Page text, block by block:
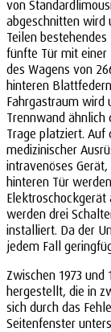
von
abgeschnitten wird
Teilen
fünfte Tür mit einer
des Wagens von
hinteren
Fahrgastraum wird
Trennwand ähnlich
Trage platziert.
medizinischer
intravenöses
hinteren Tür
Elektroschockgerät
werden drei
installiert. Da der
jedem Fall
Zwischen 1973
hergestellt, die in
sich durch das
Seitenfenster